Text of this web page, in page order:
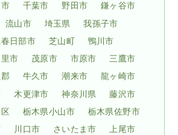
千葉市 野田市
鎌ヶ谷市
流山市 埼玉県
我孫子市
日部市 芝山町
鴨川市
市 茂原市 市原市
三鷹市
牛久市 潮来市
龍ヶ崎市
木更津市 神奈川県
藤沢市
栃木県小山市
栃木県佐野市
川口市 さいたま市
上尾市